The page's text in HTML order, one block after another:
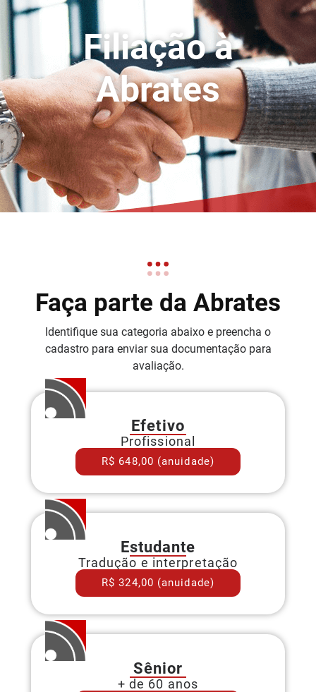
Filiação à
Abrates
Faça parte da Abrates
Identifique sua categoria abaixo e preencha o
cadastro para enviar sua documentação para
avaliação.
Efetivo
Profissional
R$ 648,00 (anuidade)
Estudante
Tradução e interpretação
R$ 324,00 (anuidade)
Sênior
+ de 60 anos